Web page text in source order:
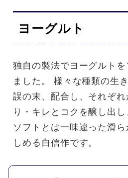
ヨーグルト
独自の製法でヨーグルト
ました。 様々な種類の生
誤の末、配合し、それぞ
り・キレとコクを醸し出
ソフトとは一味違った滑
しめる自信作です。